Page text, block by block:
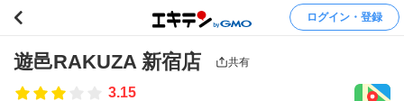
ログイン・登録
遊邑RAKUZA 新宿店 共有
3.15